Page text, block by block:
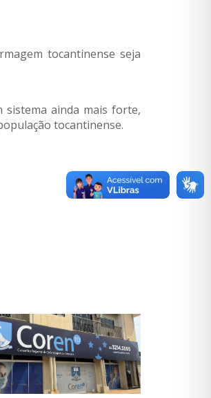
tocantinense seja
sistema ainda mais forte,
tocantinense.